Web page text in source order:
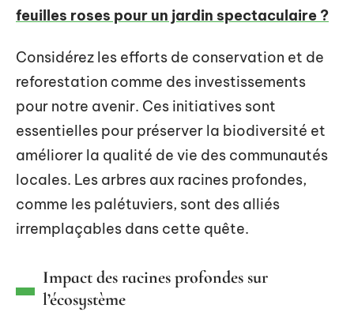
feuilles roses pour un jardin spectaculaire ?
Considérez les efforts de conservation et de
reforestation comme des investissements
pour notre avenir. Ces initiatives sont
essentielles pour préserver la biodiversité et
améliorer la qualité de vie des communautés
locales. Les arbres aux racines profondes,
comme les palétuviers, sont des alliés
irremplaçables dans cette quête.
Impact des racines profondes sur
l’écosystème